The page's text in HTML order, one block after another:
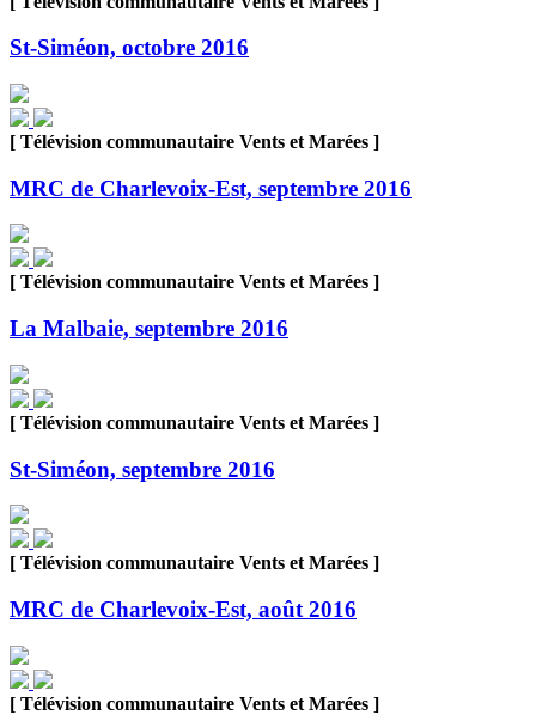
St-Siméon, octobre 2016
[ Télévision communautaire Vents et Marées ]
MRC de Charlevoix-Est, septembre 2016
[ Télévision communautaire Vents et Marées ]
La Malbaie, septembre 2016
[ Télévision communautaire Vents et Marées ]
St-Siméon, septembre 2016
[ Télévision communautaire Vents et Marées ]
MRC de Charlevoix-Est, août 2016
[ Télévision communautaire Vents et Marées ]